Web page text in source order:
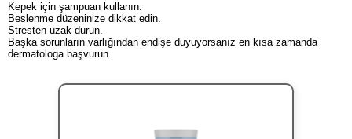
Kepek için şampuan kullanın.
Beslenme düzeninize dikkat edin.
Stresten uzak durun.
Başka sorunların varlığından endişe duyuyorsanız en kısa zamanda
dermatologa başvurun.